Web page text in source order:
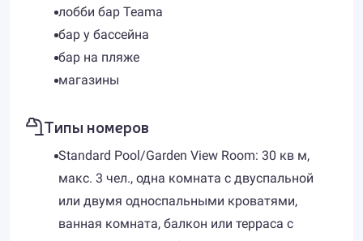
лобби бар Teama
бар у бассейна
бар на пляже
магазины
Типы номеров
Standard Pool/Garden View Room: 30 кв м,
макс. 3 чел., одна комната с двуспальной
или двумя односпальными кроватями,
ванная комната, балкон или терраса с